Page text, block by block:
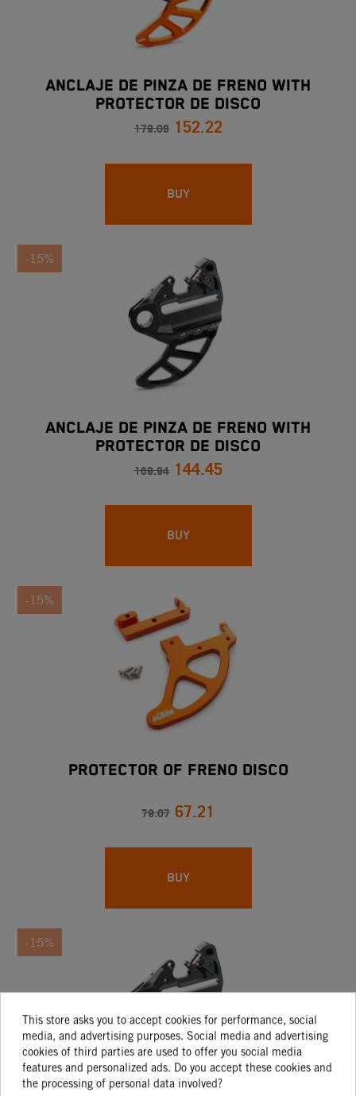
ANCLAJE DE PINZA DE FRENO WITH
PROTECTOR DE DISCO
179.08 152.22
BUY
-15%
ANCLAJE DE PINZA DE FRENO WITH
PROTECTOR DE DISCO
169.94 144.45
BUY
-15%
PROTECTOR OF FRENO DISCO
79.07 67.21
BUY
-15%
This store asks you to accept cookies for performance, social
media, and advertising purposes. Social media and advertising
cookies of third parties are used to offer you social media
features and personalized ads. Do you accept these cookies and
the processing of personal data involved?